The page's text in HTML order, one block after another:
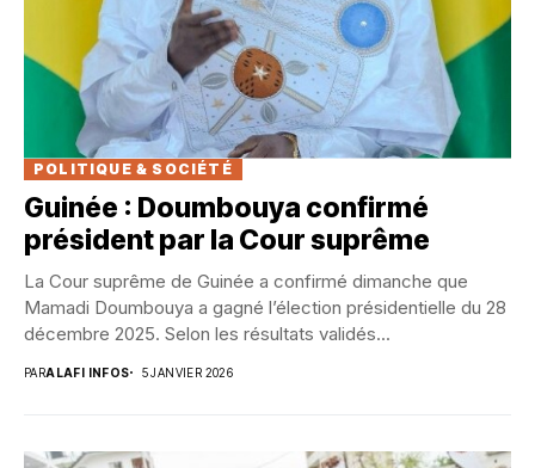
POLITIQUE & SOCIÉTÉ
Guinée : Doumbouya confirmé
président par la Cour suprême ‎
La Cour suprême de Guinée a confirmé dimanche que
Mamadi Doumbouya a gagné l’élection présidentielle du 28
décembre 2025. Selon les résultats validés...
PARALAFI INFOS 5 JANVIER 2026